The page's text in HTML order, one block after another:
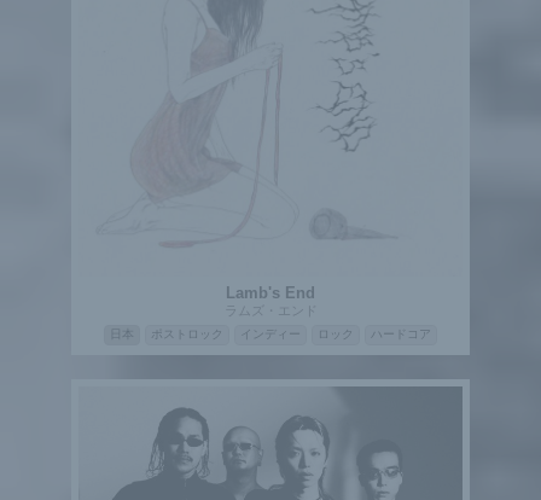
Lamb's End
ラムズ・エンド
ポストロック インディー ロック ハードコア